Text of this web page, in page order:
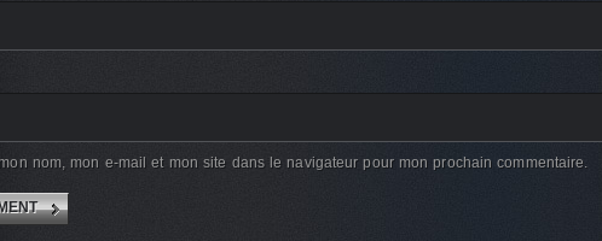
nom, mon e-mail et mon site dans le navigateur pour mon prochain commentaire.